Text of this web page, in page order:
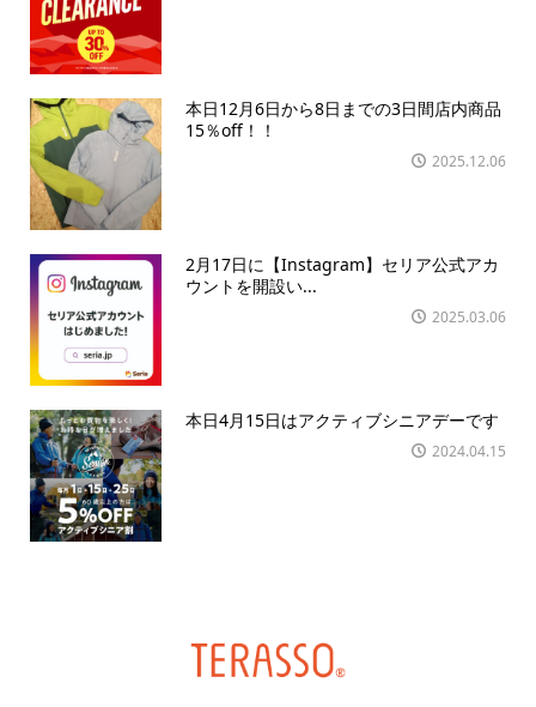
本日12月6日から8日までの3日間店内商品
15％off！！
2025.12.06
2月17日に【Instagram】セリア公式アカ
ウントを開設い...
2025.03.06
本日4月15日はアクティブシニアデーです
2024.04.15